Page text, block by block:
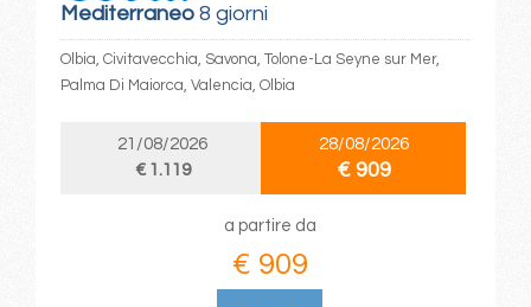
Mediterraneo8 giorni
Olbia, Civitavecchia, Savona, Tolone-La Seyne sur Mer,
Palma Di Maiorca, Valencia, Olbia
21/08/2026
€ 1.119
28/08/2026
€ 909
a partire da
€ 909